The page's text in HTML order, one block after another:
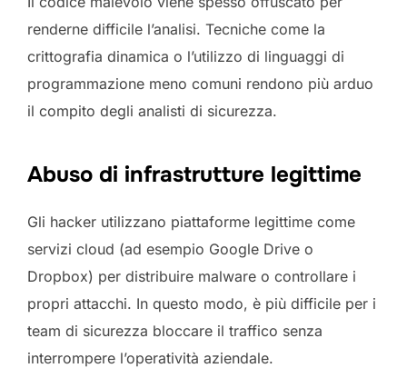
renderne difficile l’analisi. Tecniche come la
crittografia dinamica o l’utilizzo di linguaggi di
programmazione meno comuni rendono più arduo
il compito degli analisti di sicurezza.
Abuso di infrastrutture legittime
Gli hacker utilizzano piattaforme legittime come
servizi cloud (ad esempio Google Drive o
Dropbox) per distribuire malware o controllare i
propri attacchi. In questo modo, è più difficile per i
team di sicurezza bloccare il traffico senza
interrompere l’operatività aziendale.